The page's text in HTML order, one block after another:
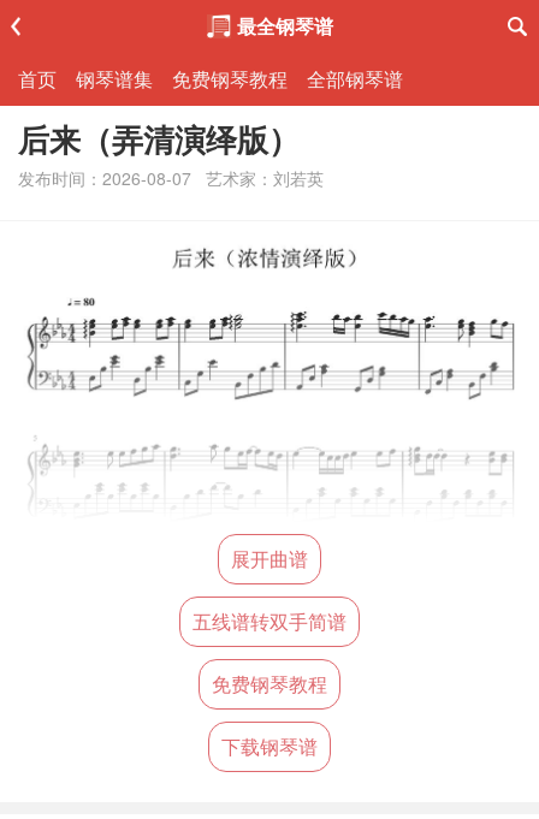
最全钢琴谱
首页
钢琴谱集 免费钢琴教程 全部钢琴谱
后来（弄清演绎版）
发布时间：2026-08-07 艺术家：刘若英
展开曲谱
五线谱转双手简谱
免费钢琴教程
下载钢琴谱